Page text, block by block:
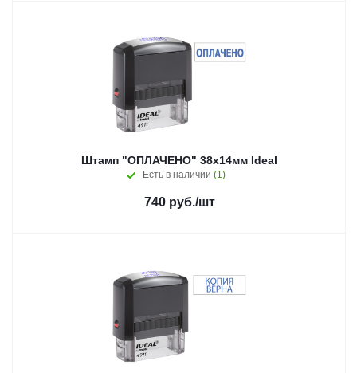
Штамп "ОПЛАЧЕНО" 38х14мм Ideal
Есть в наличии (1)
740руб./шт